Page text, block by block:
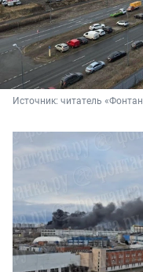
Источник: читатель